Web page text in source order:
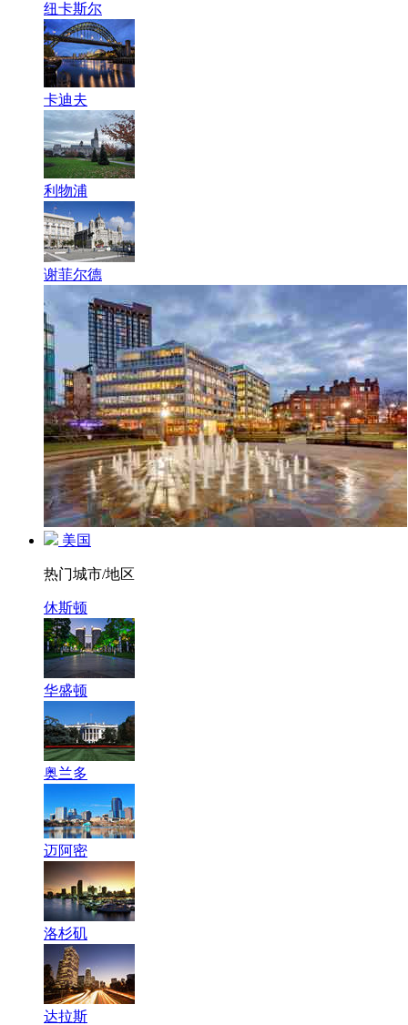
纽卡斯尔
卡迪夫
利物浦
谢菲尔德
美国
热门城市/地区
休斯顿
华盛顿
奥兰多
迈阿密
洛杉矶
达拉斯